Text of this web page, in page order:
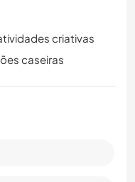
criativas
caseiras